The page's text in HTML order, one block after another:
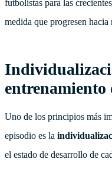
futbolistas para las
medida que progresen
Uno de los principios más
episodio es la
el estado de desarrollo de